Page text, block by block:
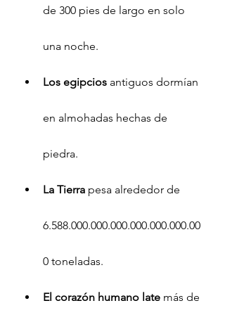
de 300 pies de largo en solo
una noche.
Los egipcios antiguos dormían
en almohadas hechas de
piedra.
La Tierra pesa alrededor de
6.588.000.000.000.000.000.000.00
0 toneladas.
El corazón humano late más de